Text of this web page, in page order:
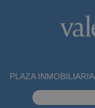
PLAZA INMOBILIARIA